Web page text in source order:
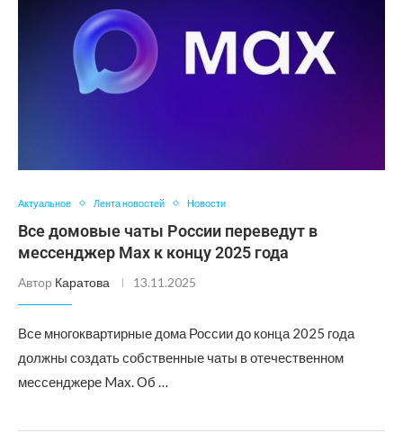
Актуальное Лента новостей Новости
Все домовые чаты России переведут в
мессенджер Max к концу 2025 года
Автор Каратова 13.11.2025
Все многоквартирные дома России до конца 2025 года
должны создать собственные чаты в отечественном
мессенджере Max. Об …